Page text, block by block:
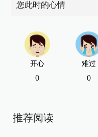
您此时的心情
开心
0
难过
0
推荐阅读